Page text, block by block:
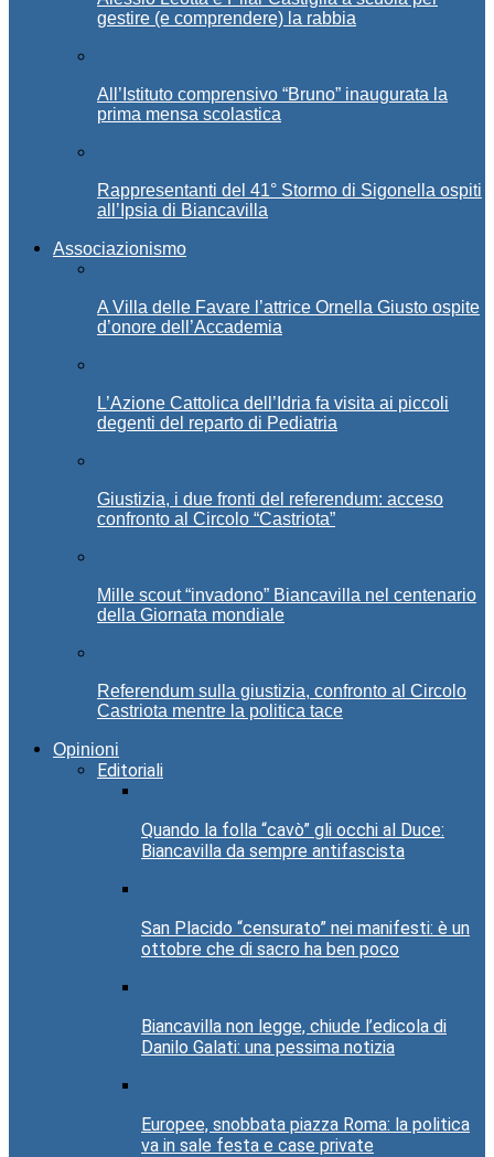
gestire (e comprendere) la rabbia
All’Istituto comprensivo “Bruno” inaugurata la
prima mensa scolastica
Rappresentanti del 41° Stormo di Sigonella ospiti
all’Ipsia di Biancavilla
Associazionismo
A Villa delle Favare l’attrice Ornella Giusto ospite
d’onore dell’Accademia
L’Azione Cattolica dell’Idria fa visita ai piccoli
degenti del reparto di Pediatria
Giustizia, i due fronti del referendum: acceso
confronto al Circolo “Castriota”
Mille scout “invadono” Biancavilla nel centenario
della Giornata mondiale
Referendum sulla giustizia, confronto al Circolo
Castriota mentre la politica tace
Opinioni
Editoriali
Quando la folla “cavò” gli occhi al Duce:
Biancavilla da sempre antifascista
San Placido “censurato” nei manifesti: è un
ottobre che di sacro ha ben poco
Biancavilla non legge, chiude l’edicola di
Danilo Galati: una pessima notizia
Europee, snobbata piazza Roma: la politica
va in sale festa e case private